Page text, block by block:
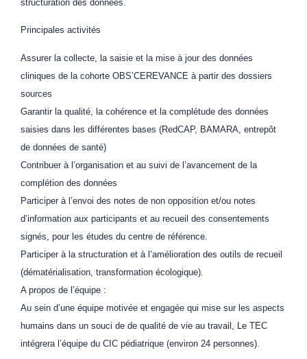
structuration des données.
Principales activités
Assurer la collecte, la saisie et la mise à jour des données
cliniques de la cohorte OBS’CEREVANCE à partir des dossiers
sources
Garantir la qualité, la cohérence et la complétude des données
saisies dans les différentes bases (RedCAP, BAMARA, entrepôt
de données de santé)
Contribuer à l’organisation et au suivi de l’avancement de la
complétion des données
Participer à l’envoi des notes de non opposition et/ou notes
d’information aux participants et au recueil des consentements
signés, pour les études du centre de référence.
Participer à la structuration et à l’amélioration des outils de recueil
(dématérialisation, transformation écologique).
A propos de l’équipe :
Au sein d’une équipe motivée et engagée qui mise sur les aspects
humains dans un souci de de qualité de vie au travail, Le TEC
intégrera l’équipe du CIC pédiatrique (environ 24 personnes).